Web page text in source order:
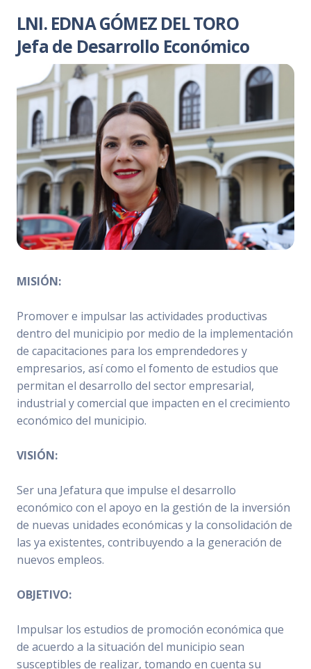
LNI. EDNA GÓMEZ DEL TORO
Jefa de Desarrollo Económico
MISIÓN:
Promover e impulsar las actividades productivas
dentro del municipio por medio de la implementación
de capacitaciones para los emprendedores y
empresarios, así como el fomento de estudios que
permitan el desarrollo del sector empresarial,
industrial y comercial que impacten en el crecimiento
económico del municipio.
VISIÓN:
Ser una Jefatura que impulse el desarrollo
económico con el apoyo en la gestión de la inversión
de nuevas unidades económicas y la consolidación de
las ya existentes, contribuyendo a la generación de
nuevos empleos.
OBJETIVO:
Impulsar los estudios de promoción económica que
de acuerdo a la situación del municipio sean
susceptibles de realizar, tomando en cuenta su